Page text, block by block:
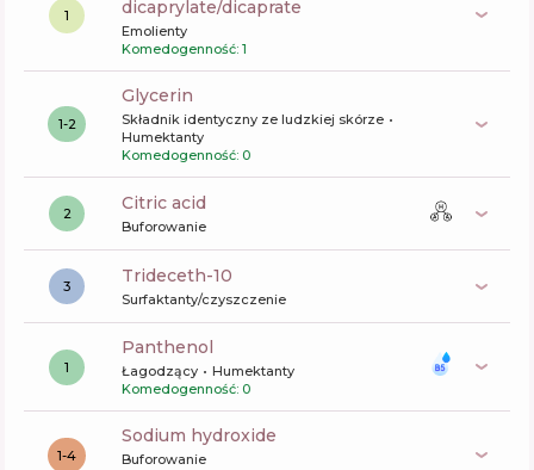
1
dicaprylate/dicaprate
Emolienty
Komedogenność: 1
1-2
glycerin
Składnik identyczny ze ludzkiej skórze
Humektanty
Komedogenność: 0
2 citric acid
Buforowanie
3 trideceth-10
Surfaktanty/czyszczenie
1
panthenol
Łagodzący
Humektanty
Komedogenność: 0
1-4
sodium hydroxide
Buforowanie